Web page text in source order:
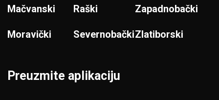
Mačvanski
Moravički
Raški
Severnobački
Zapadnobački
Zlatiborski
Preuzmite aplikaciju